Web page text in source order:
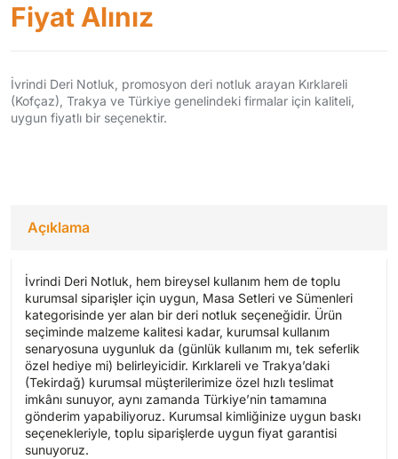
Fiyat Alınız
İvrindi Deri Notluk, promosyon deri notluk arayan Kırklareli
(Kofçaz), Trakya ve Türkiye genelindeki firmalar için kaliteli,
uygun fiyatlı bir seçenektir.
Açıklama
İvrindi Deri Notluk, hem bireysel kullanım hem de toplu
kurumsal siparişler için uygun, Masa Setleri ve Sümenleri
kategorisinde yer alan bir deri notluk seçeneğidir. Ürün
seçiminde malzeme kalitesi kadar, kurumsal kullanım
senaryosuna uygunluk da (günlük kullanım mı, tek seferlik
özel hediye mi) belirleyicidir. Kırklareli ve Trakya’daki
(Tekirdağ) kurumsal müşterilerimize özel hızlı teslimat
imkânı sunuyor, aynı zamanda Türkiye’nin tamamına
gönderim yapabiliyoruz. Kurumsal kimliğinize uygun baskı
seçenekleriyle, toplu siparişlerde uygun fiyat garantisi
sunuyoruz.